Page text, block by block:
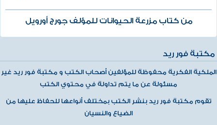
من كتاب مزرعة الحيوانات للمؤلف جورج أورويل
مكتبة فور ريد
الملكية الفكرية محفوظة للمؤلفين أصحاب الكتب و مكتبة فور ريد غير
مسئولة عن ما يتم تداولة في محتوي الكتب
تقوم مكتبة فور ريد بنشر الكتب بمختلف أنواعها للحفاظ عليها من
الضياع والنسيان